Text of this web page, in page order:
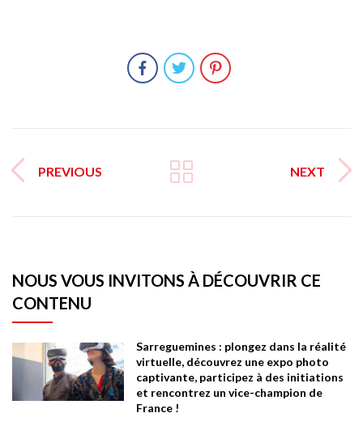
PREVIOUS NEXT
NOUS VOUS INVITONS À DÉCOUVRIR CE
CONTENU
Sarreguemines : plongez dans la réalité
virtuelle, découvrez une expo photo
captivante, participez à des initiations
et rencontrez un vice-champion de
France !